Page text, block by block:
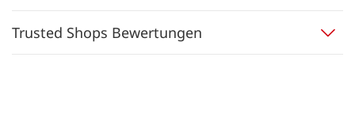
Trusted Shops Bewertungen